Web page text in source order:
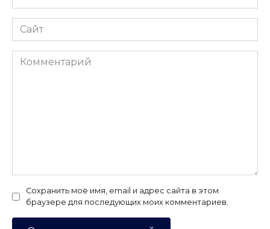
*
Сайт
Комментарий
Сохранить моё имя, email и адрес сайта в этом
браузере для последующих моих комментариев.